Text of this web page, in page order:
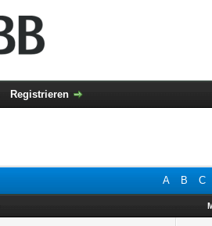
Registrieren
A B C